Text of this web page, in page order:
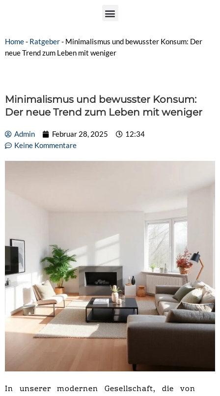
Home- Ratgeber- Minimalismus und bewusster Konsum: Der
neue Trend zum Leben mit weniger
Minimalismus und bewusster Konsum:
Der neue Trend zum Leben mit weniger
Admin Februar 28, 2025
12:34
Keine Kommentare
In unserer modernen Gesellschaft, die von